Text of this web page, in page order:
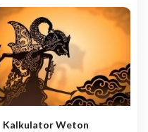
Kalkulator Weton